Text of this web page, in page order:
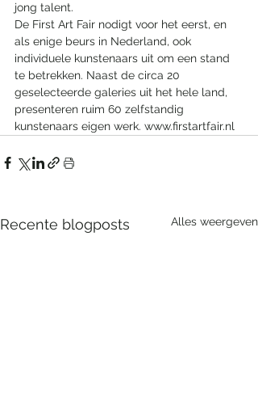
jong talent.
De First Art Fair nodigt voor het eerst, en
als enige beurs in Nederland, ook
individuele kunstenaars uit om een stand
te betrekken. Naast de circa 20
geselecteerde galeries uit het hele land,
presenteren ruim 60 zelfstandig
kunstenaars eigen werk. www.firstartfair.nl
Recente blogposts Alles weergeven